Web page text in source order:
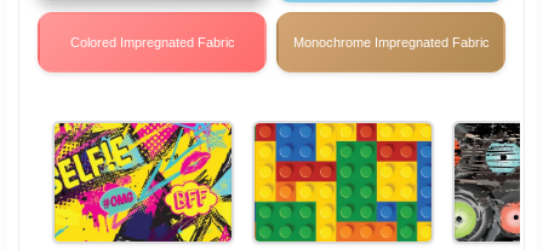
Colored Impregnated Fabric Monochrome Impregnated Fabric